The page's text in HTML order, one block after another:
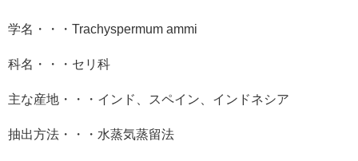
学名・・・ Trachyspermum ammi
科名・・・セリ科
主な産地・・・インド、スペイン、インドネシア
抽出方法・・・水蒸気蒸留法